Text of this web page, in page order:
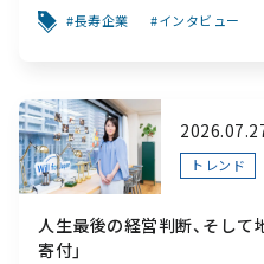
こだわり、ガラスを超える経
長寿企業 インタビュー
トレンド
人生最後の経営判断、そして
寄付」